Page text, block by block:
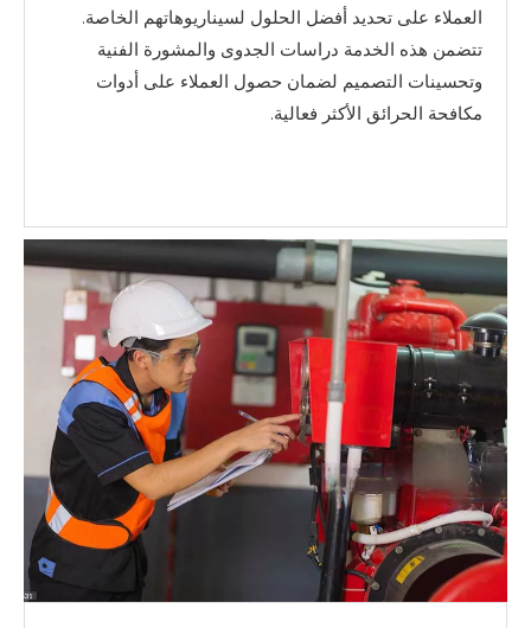
العملاء على تحديد أفضل الحلول لسيناريوهاتهم الخاصة.
تتضمن هذه الخدمة دراسات الجدوى والمشورة الفنية
وتحسينات التصميم لضمان حصول العملاء على أدوات
مكافحة الحرائق الأكثر فعالية.